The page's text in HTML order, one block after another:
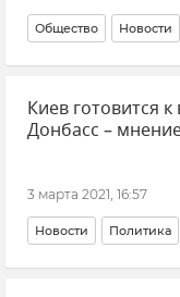
Общество Новости
Застроенный Крым:
Киев готовится
Донбасс –
3 марта 2021, 16:57
Новости Политика